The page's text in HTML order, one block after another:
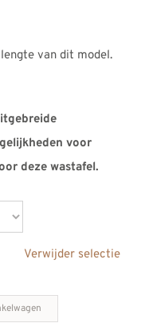
van dit model.
voor
deze wastafel.
Verwijder selectie